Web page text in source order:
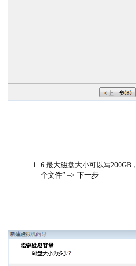
6.最大磁盘大小可以写
个文件” –> 下一步